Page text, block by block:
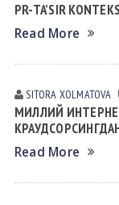
PR-TA’SIR
Read More
SITORA XOLMATOVA
МИЛЛИЙ
Read More